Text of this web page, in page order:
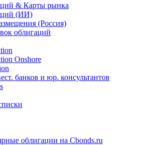
& Карты рынка
(ИИ)
(Россия)
облигаций
Onshore
банков и юр. консультантов
облигации на Cbonds.ru